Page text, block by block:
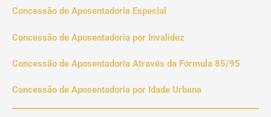
Concessão de Aposentadoria Especial
Concessão de Aposentadoria por Invalidez
Concessão de Aposentadoria Através da Fórmula 85/95
Concessão de Aposentadoria por Idade Urbana